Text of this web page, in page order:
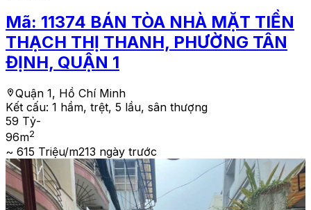
Mã: 11374 BÁN TÒA NHÀ MẶT TIỀN
THẠCH THỊ THANH, PHƯỜNG TÂN
ĐỊNH, QUẬN 1
Quận 1, Hồ Chí Minh
Kết cấu: 1 hầm, trệt, 5 lầu, sân thượng
59 Tỷ-
96m2
~ 615 Triệu/m213 ngày trước